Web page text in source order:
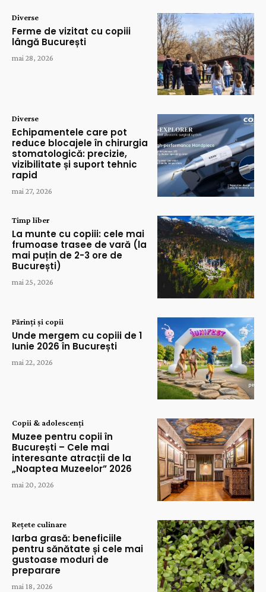
Diverse
Ferme de vizitat cu copiii
lângă București
mai 28, 2026
Diverse
Echipamentele care pot
reduce blocajele în chirurgia
stomatologică: precizie,
vizibilitate și suport tehnic
rapid
mai 27, 2026
Timp liber
La munte cu copiii: cele mai
frumoase trasee de vară (la
mai puțin de 2-3 ore de
București)
mai 25, 2026
Părinți și copii
Unde mergem cu copiii de 1
Iunie 2026 în București
mai 22, 2026
Copii & adolescenți
Muzee pentru copii în
București – Cele mai
interesante atracții de la
„Noaptea Muzeelor” 2026
mai 20, 2026
Rețete culinare
Iarba grasă: beneficiile
pentru sănătate și cele mai
gustoase moduri de
preparare
mai 18, 2026